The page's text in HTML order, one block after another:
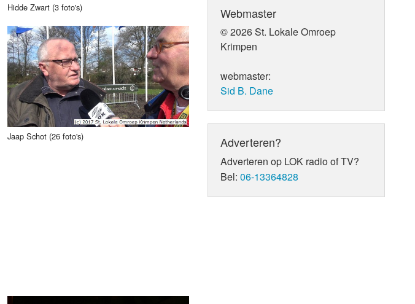
Hidde Zwart (3 foto's)
Jaap Schot (26 foto's)
Webmaster
© 2026 St. Lokale Omroep
Krimpen
webmaster:
Sid B. Dane
Adverteren?
Adverteren op LOK radio of TV?
Bel:06-13364828